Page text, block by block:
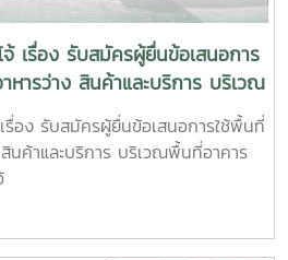
เรื่อง รับสมัครผู้ยื่นข้อเสนอการ
หารว่าง สินค้าและบริการ บริเวณ
เกษตรแม่โจ้
รื่อง รับสมัครผู้ยื่นข้อเสนอการใช้พื้นที่
นค้าและบริการ บริเวณพื้นที่อาคาร